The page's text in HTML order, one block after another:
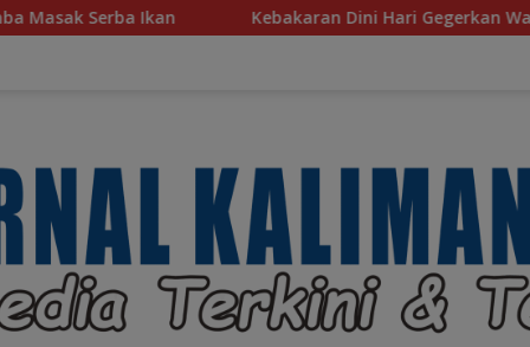
Dini Hari Gegerkan Warga Kelayan B, Dua Rumah